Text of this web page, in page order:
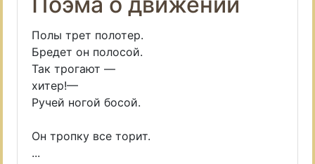
Полы трет полотер.
Бредет он полосой.
Так трогают —
хитер!—
Ручей ногой босой.
Он тропку все торит.
...